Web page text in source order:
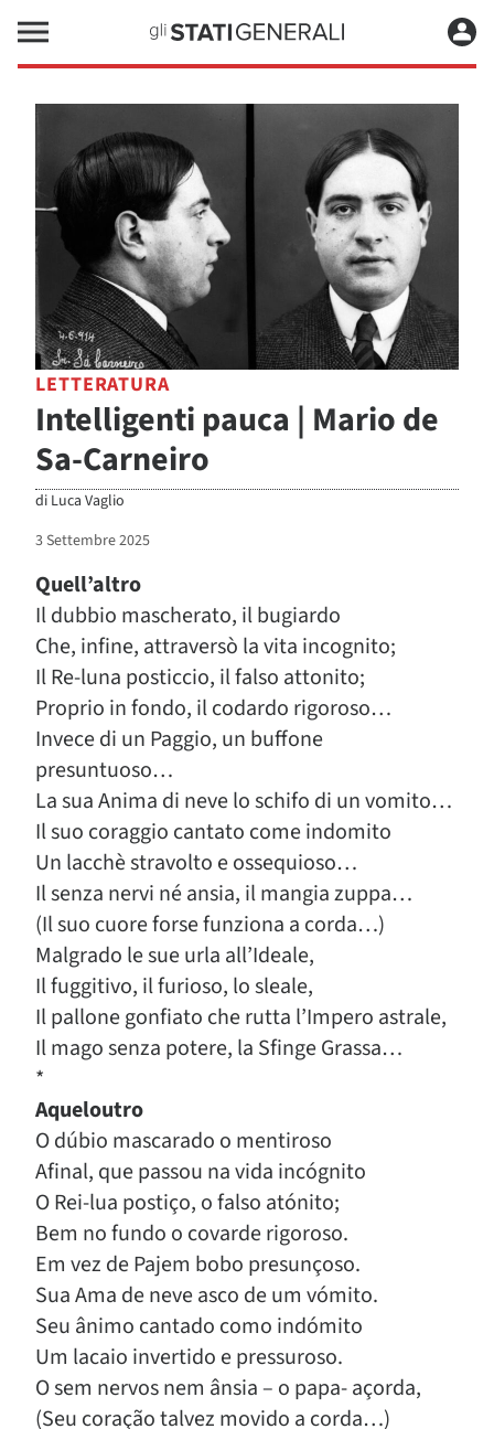
LETTERATURA
Intelligenti pauca | Mario de
Sa-Carneiro
di Luca Vaglio
3 Settembre 2025
Quell’altro
Il dubbio mascherato, il bugiardo
Che, infine, attraversò la vita incognito;
Il Re-luna posticcio, il falso attonito;
Proprio in fondo, il codardo rigoroso…
Invece di un Paggio, un buffone
presuntuoso…
La sua Anima di neve lo schifo di un vomito…
Il suo coraggio cantato come indomito
Un lacchè stravolto e ossequioso…
Il senza nervi né ansia, il mangia zuppa…
(Il suo cuore forse funziona a corda…)
Malgrado le sue urla all’Ideale,
Il fuggitivo, il furioso, lo sleale,
Il pallone gonfiato che rutta l’Impero astrale,
Il mago senza potere, la Sfinge Grassa…
*
Aqueloutro
O dúbio mascarado o mentiroso
Afinal, que passou na vida incógnito
O Rei-lua postiço, o falso atónito;
Bem no fundo o covarde rigoroso.
Em vez de Pajem bobo presunçoso.
Sua Ama de neve asco de um vómito.
Seu ânimo cantado como indómito
Um lacaio invertido e pressuroso.
O sem nervos nem ânsia – o papa- açorda,
(Seu coração talvez movido a corda…)